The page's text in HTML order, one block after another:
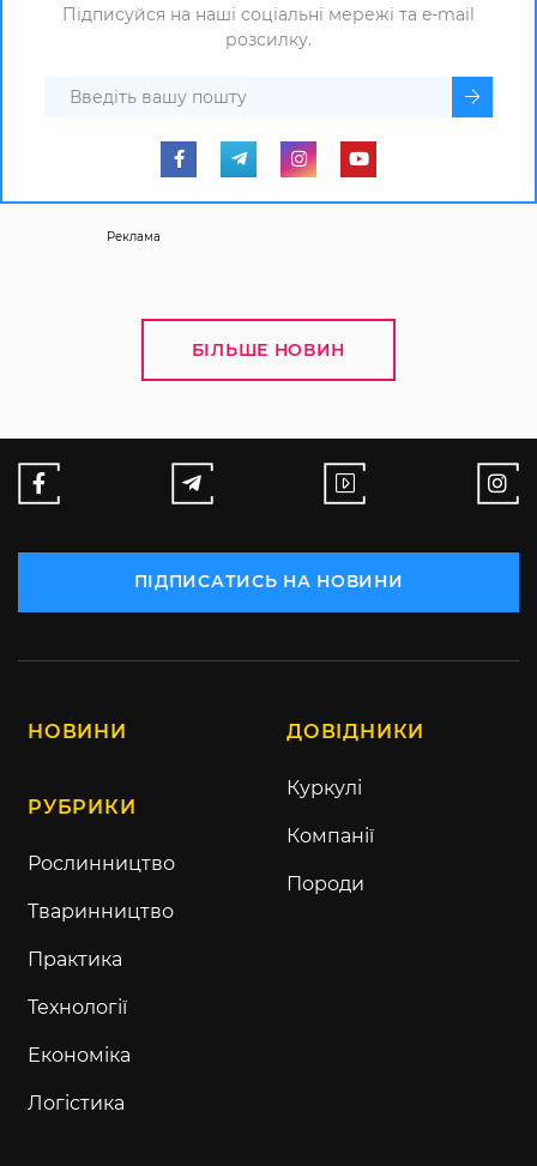
Підписуйся на наші соціальні мережі та e-mail
розсилку.
Реклама
БІЛЬШЕ НОВИН
ПІДПИСАТИСЬ НА НОВИНИ
НОВИНИ
РУБРИКИ
Рослинництво
Тваринництво
Практика
Технології
Економіка
Логістика
ДОВІДНИКИ
Куркулі
Компанії
Породи